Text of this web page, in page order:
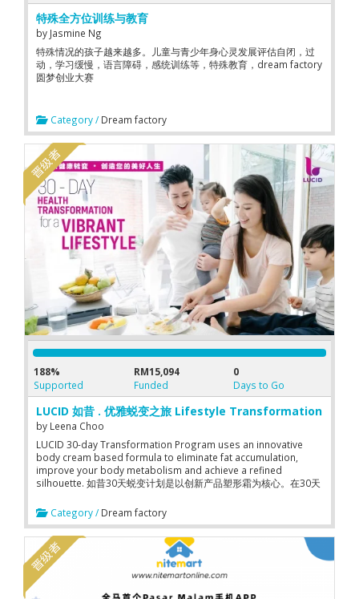
特殊全方位训练与教育
by Jasmine Ng
特殊情况的孩子越来越多。儿童与青少年身心灵发展评估自闭，过
动，学习缓慢，语言障碍，感统训练等，特殊教育，dream factory
圆梦创业大赛
Category / Dream factory
188%
Supported
RM15,094
Funded
0
Days to Go
LUCID 如昔 . 优雅蜕变之旅 Lifestyle Transformation
by Leena Choo
LUCID 30-day Transformation Program uses an innovative
body cream based formula to eliminate fat accumulation,
improve your body metabolism and achieve a refined
silhouette. 如昔30天蜕变计划是以创新产品塑形霜为核心。在30天
焕发出健康与苗条身段。
Category / Dream factory